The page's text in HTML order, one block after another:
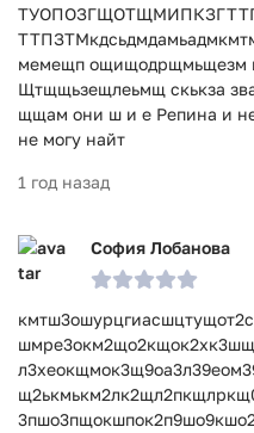
мемещп ощищодрщмьщезм
Щтщщьзещлеьмщ скькза
щщам они ш и е Репина и
не могу найт
1 год назад
София Лобанова